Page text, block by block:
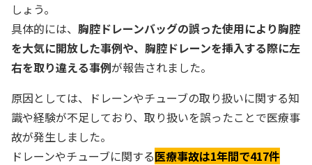
しょう。
具体的には、 胸腔ドレーンバッグの誤った使用により胸腔
を大気に開放した事例や、胸腔ドレーンを挿入する際に左
右を取り違える事例が報告されました。
原因としては、ドレーンやチューブの取り扱いに関する知
識や経験が不足しており、取り扱いを誤ったことで医療事
故が発生しました。
ドレーンやチューブに関する医療事故は1年間で417件